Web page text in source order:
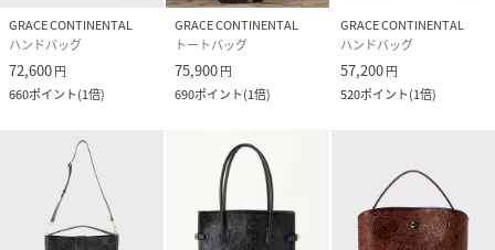
GRACE CONTINENTAL
ハンドバッグ
72,600円
660ポイント(1倍)
GRACE CONTINENTAL
トートバッグ
75,900円
690ポイント(1倍)
GRACE CONTINENTAL
ハンドバッグ
57,200円
520ポイント(1倍)